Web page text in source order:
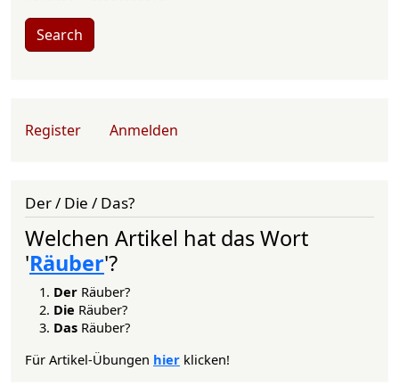
Search
User account menu
Register Anmelden
Der / Die / Das?
Welchen Artikel hat das Wort
'Räuber'?
Der Räuber?
Die Räuber?
Das Räuber?
Für Artikel-Übungen hier klicken!